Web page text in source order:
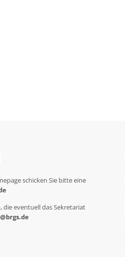
schicken Sie bitte eine
die eventuell das Sekretariat